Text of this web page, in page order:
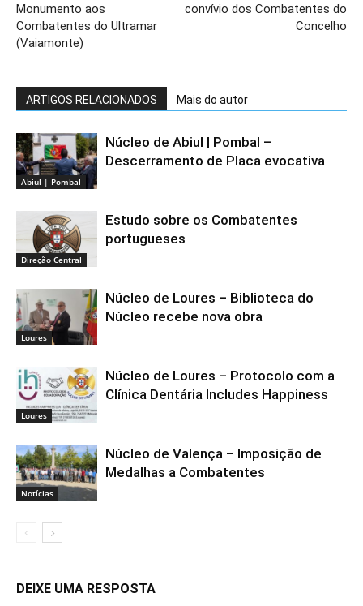
Monumento aos
Combatentes do Ultramar
(Vaiamonte)
convívio dos Combatentes do
Concelho
ARTIGOS RELACIONADOS Mais do autor
Abiul | Pombal
Núcleo de Abiul | Pombal –
Descerramento de Placa evocativa
Direção Central
Estudo sobre os Combatentes
portugueses
Loures
Núcleo de Loures – Biblioteca do
Núcleo recebe nova obra
Loures
Núcleo de Loures – Protocolo com a
Clínica Dentária Includes Happiness
Notícias
Núcleo de Valença – Imposição de
Medalhas a Combatentes
DEIXE UMA RESPOSTA